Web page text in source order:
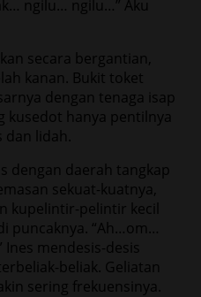
ngilu… ngilu…” Aku
secara bergantian,
kanan. Bukit toket
dengan tenaga isap
kusedot hanya pentilnya
dan lidah.
dengan daerah tangkap
sekuat-kuatnya,
kupelintir-pelintir kecil
puncaknya. “Ah…om…
mendesis-desis
beliak. Geliatan
sering frekuensinya.